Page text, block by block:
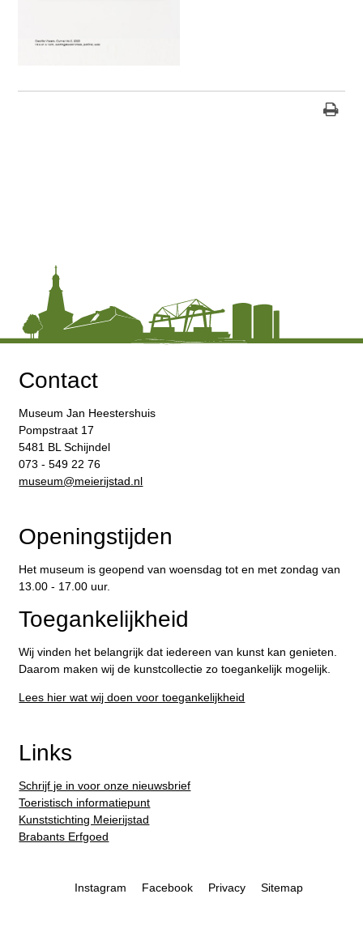
Contact
Museum Jan Heestershuis
Pompstraat 17
5481 BL Schijndel
073 - 549 22 76
​museum@meierijstad.nl
Openingstijden
Het museum is geopend van woensdag tot en met zondag van
13.00 - 17.00 uur.
Toegankelijkheid
Wij vinden het belangrijk dat iedereen van kunst kan genieten.
Daarom maken wij de kunstcollectie zo toegankelijk mogelijk.
Lees hier wat wij doen voor toegankelijkheid
Links
Schrijf je in voor onze nieuwsbrief
Toeristisch informatiepunt
Kunststichting Meierijstad
Brabants Erfgoed
Instagram Facebook Privacy Sitemap